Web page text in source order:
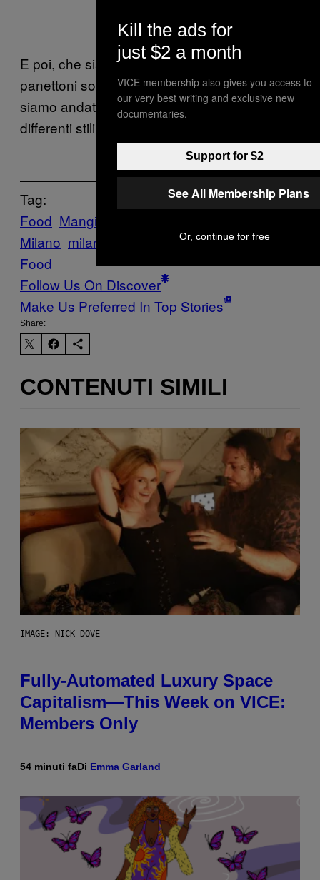
E poi, che sia Natale o no, a Milano i
panettoni sono un must. Nel video qui sopra
siamo andati a provare con Banana tre
differenti stili di panettone artigianale.
Tag:
Food Mangiare bene a
Milano milano ristoranti Street
Food
Follow Us On Discover
Make Us Preferred In Top Stories
Share:
CONTENUTI SIMILI
IMAGE: NICK DOVE
Fully-Automated Luxury Space
Capitalism—This Week on VICE:
Members Only
54 minuti faDi Emma Garland
Kill the ads for
just $2 a month
VICE membership also gives you access to
our very best writing and exclusive new
documentaries.
Support for $2
See All Membership Plans
Or, continue for free